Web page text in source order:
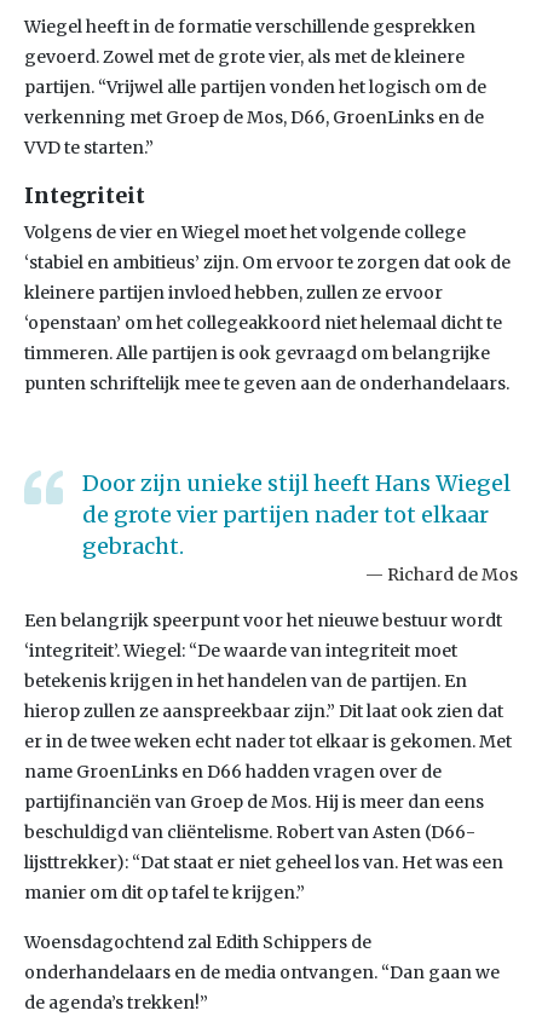
Wiegel heeft in de formatie verschillende gesprekken
gevoerd. Zowel met de grote vier, als met de kleinere
partijen. “Vrijwel alle partijen vonden het logisch om de
verkenning met Groep de Mos, D66, GroenLinks en de
VVD te starten.”
Integriteit
Volgens de vier en Wiegel moet het volgende college
‘stabiel en ambitieus’ zijn. Om ervoor te zorgen dat ook de
kleinere partijen invloed hebben, zullen ze ervoor
‘openstaan’ om het collegeakkoord niet helemaal dicht te
timmeren. Alle partijen is ook gevraagd om belangrijke
punten schriftelijk mee te geven aan de onderhandelaars.
Door zijn unieke stijl heeft Hans Wiegel
de grote vier partijen nader tot elkaar
gebracht.
Richard de Mos
Een belangrijk speerpunt voor het nieuwe bestuur wordt
‘integriteit’. Wiegel: “De waarde van integriteit moet
betekenis krijgen in het handelen van de partijen. En
hierop zullen ze aanspreekbaar zijn.” Dit laat ook zien dat
er in de twee weken echt nader tot elkaar is gekomen. Met
name GroenLinks en D66 hadden vragen over de
partijfinanciën van Groep de Mos. Hij is meer dan eens
beschuldigd van cliëntelisme. Robert van Asten (D66-
lijsttrekker): “Dat staat er niet geheel los van. Het was een
manier om dit op tafel te krijgen.”
Woensdagochtend zal Edith Schippers de
onderhandelaars en de media ontvangen. “Dan gaan we
de agenda’s trekken!”